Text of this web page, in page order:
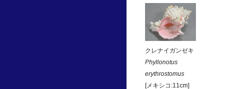
クレナイガンゼキ
Phyllonotus
erythrostomus
[メキシコ:11cm]